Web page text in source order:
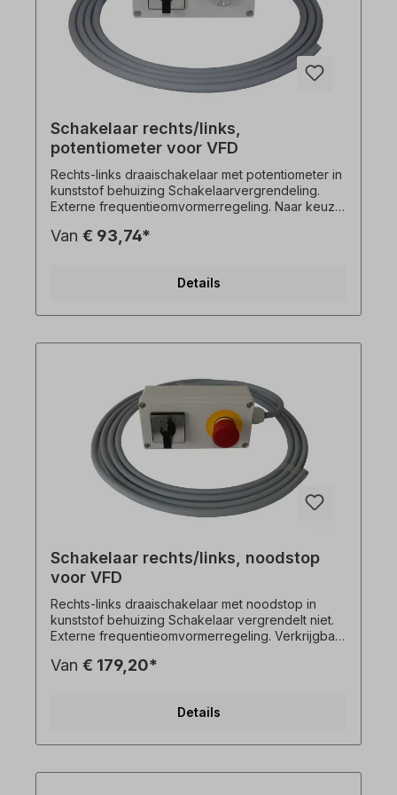
Schakelaar rechts/links,
potentiometer voor VFD
Rechts-links draaischakelaar met potentiometer in
kunststof behuizing Schakelaarvergrendeling.
Externe frequentieomvormerregeling. Naar keuze
Selecteer een versie. Alle productfoto's zijn
Van € 93,74*
Details
Schakelaar rechts/links, noodstop
voor VFD
Rechts-links draaischakelaar met noodstop in
kunststof behuizing Schakelaar vergrendelt niet.
Externe frequentieomvormerregeling. Verkrijgbaar
versie. Alle productfoto's zijn vrijblijvende
Van € 179,20*
Details